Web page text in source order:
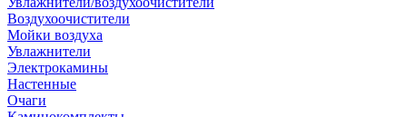
Воздухоочистители
Мойки воздуха
Увлажнители
Электрокамины
Настенные
Очаги